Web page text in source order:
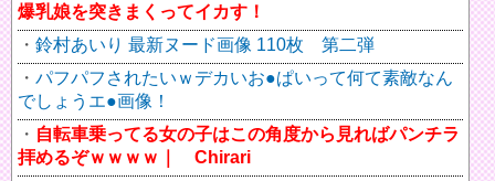
爆乳娘を突きまくってイカす！
鈴村あいり 最新ヌード画像 110枚 第二弾
パフパフされたいｗデカいお●ぱいって何て素敵なん
でしょうエ●画像！
自転車乗ってる女の子はこの角度から見ればパンチラ
拝めるぞｗｗｗｗ｜ Chirari